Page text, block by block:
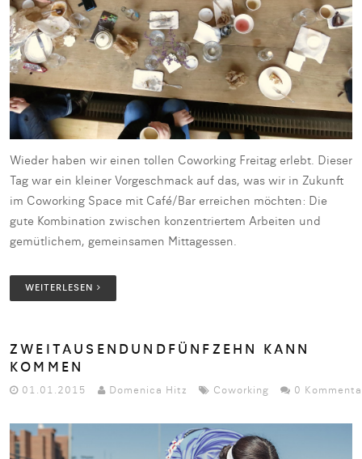
Wieder haben wir einen tollen Coworking Freitag erlebt. Dieser
Tag war ein kleiner Vorgeschmack auf das, was wir in Zukunft
im Coworking Space mit Café/Bar erreichen möchten: Die
gute Kombination zwischen konzentriertem Arbeiten und
gemütlichem, gemeinsamen Mittagessen.
WEITERLESEN
ZWEITAUSENDUNDFÜNFZEHN KANN
KOMMEN
01.01.2015 Domenica Hitz Coworking 0